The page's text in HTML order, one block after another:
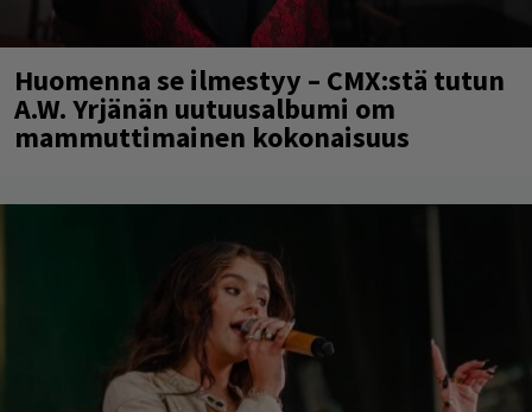
Huomenna se ilmestyy – CMX:stä tutun
A.W. Yrjänän uutuusalbumi om
mammuttimainen kokonaisuus